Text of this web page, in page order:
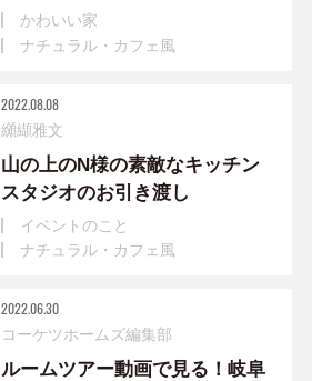
かわいい家
ナチュラル・カフェ風
2022.08.08
纐纈雅文
山の上のN様の素敵なキッチン
スタジオのお引き渡し
イベントのこと
ナチュラル・カフェ風
2022.06.30
コーケツホームズ編集部
ルームツアー動画で見る！岐阜